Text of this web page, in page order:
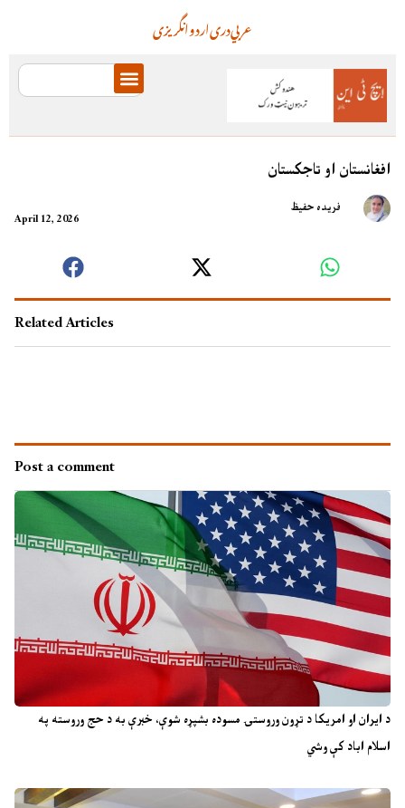
انگریزیاردودریعربي
د ایران او امریکا د تړون وروستۍ مسوده بشپړه شوې، خبرې به د حج وروسته په
اسلام اباد کې وشي
افغانستان او تاجکستان
April 12, 2026
فریده حفيظ
Related Articles
Post a comment